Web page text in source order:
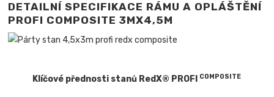
DETAILNÍ SPECIFIKACE RÁMU A OPLÁŠTĚNÍ
PROFI COMPOSITE 3MX4,5M
Klíčové přednosti stanů RedX® PROFI COMPOSITE